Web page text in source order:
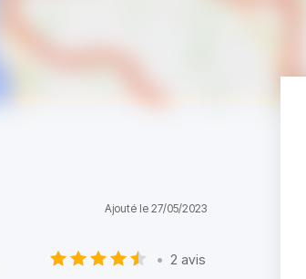
Ajouté le 27/05/2023
• 2 avis